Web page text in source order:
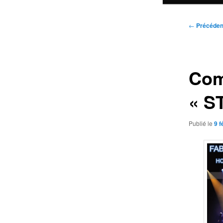
Navigation
←
«
Publié le9